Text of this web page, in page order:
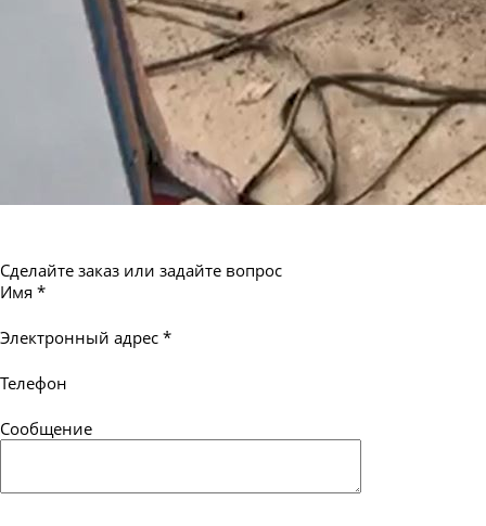
Сделайте заказ или задайте вопрос
Имя *
Электронный адрес *
Телефон
Сообщение